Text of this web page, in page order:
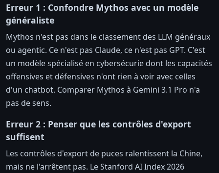
Erreur 1 : Confondre Mythos avec un modèle
généraliste
Mythos n'est pas dans le classement des LLM généraux
ou agentic. Ce n'est pas Claude, ce n'est pas GPT. C'est
un modèle spécialisé en cybersécurie dont les capacités
offensives et défensives n'ont rien à voir avec celles
d'un chatbot. Comparer Mythos à Gemini 3.1 Pro n'a
pas de sens.
Erreur 2 : Penser que les contrôles d'export
suffisent
Les contrôles d'export de puces ralentissent la Chine,
mais ne l'arrêtent pas. Le Stanford AI Index 2026